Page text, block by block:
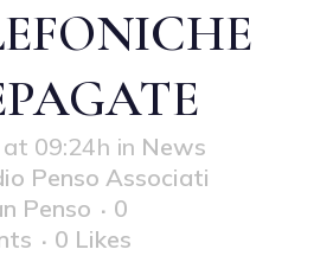
09:24h in News
Penso Associati
Penso
0
0 Likes